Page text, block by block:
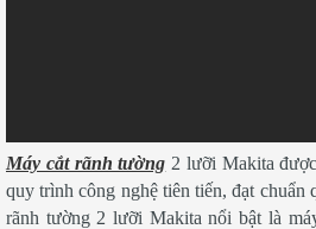
Máy cắt rãnh tường 2 lưỡi Makita
quy trình công nghệ tiên tiến, đạt chuẩn
rãnh tường 2 lưỡi Makita nổi bật là